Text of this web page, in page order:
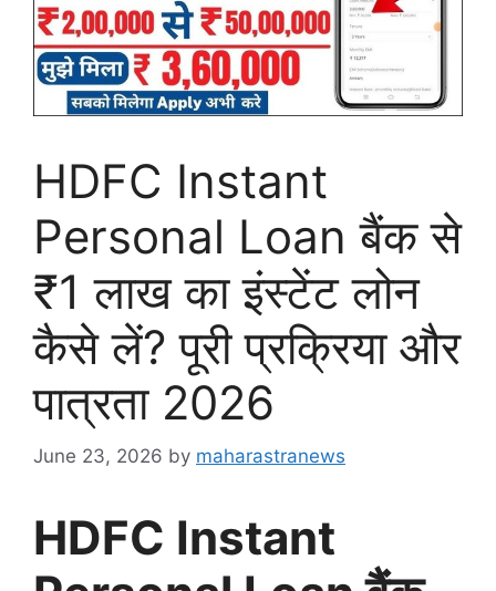
HDFC Instant
Personal Loan बैंक से
₹1 लाख का इंस्टेंट लोन
कैसे लें? पूरी प्रक्रिया और
पात्रता 2026
June 23, 2026 by maharastranews
HDFC Instant